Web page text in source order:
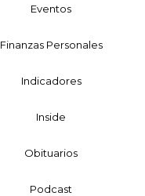
Eventos
Finanzas Personales
Indicadores
Inside
Obituarios
Podcast